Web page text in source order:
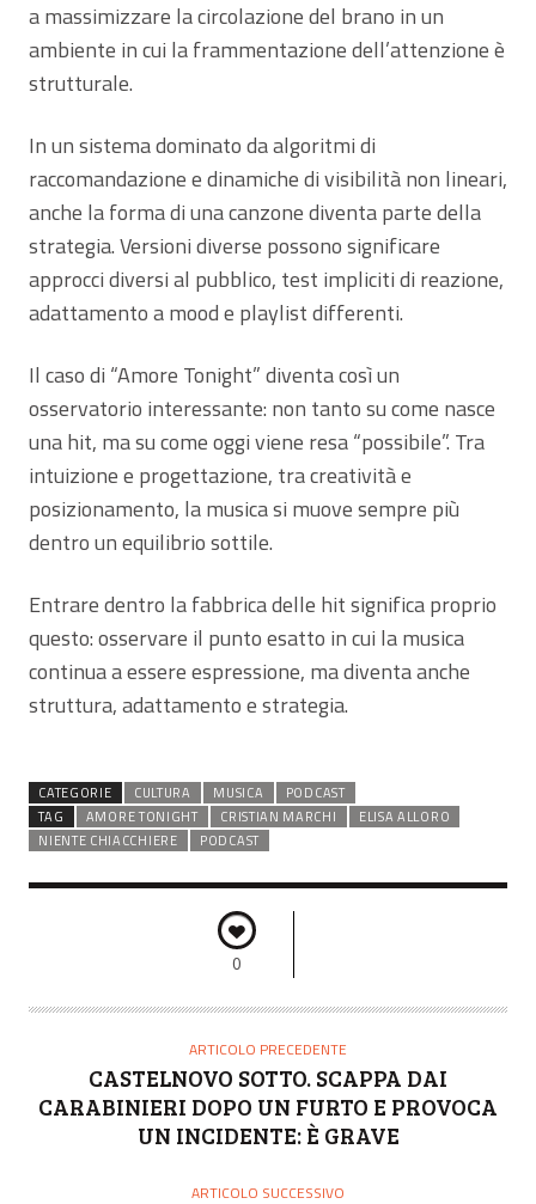
a massimizzare la circolazione del brano in un
ambiente in cui la frammentazione dell’attenzione è
strutturale.
In un sistema dominato da algoritmi di
raccomandazione e dinamiche di visibilità non lineari,
anche la forma di una canzone diventa parte della
strategia. Versioni diverse possono significare
approcci diversi al pubblico, test impliciti di reazione,
adattamento a mood e playlist differenti.
Il caso di “Amore Tonight” diventa così un
osservatorio interessante: non tanto su come nasce
una hit, ma su come oggi viene resa “possibile”. Tra
intuizione e progettazione, tra creatività e
posizionamento, la musica si muove sempre più
dentro un equilibrio sottile.
Entrare dentro la fabbrica delle hit significa proprio
questo: osservare il punto esatto in cui la musica
continua a essere espressione, ma diventa anche
struttura, adattamento e strategia.
CATEGORIE CULTURA MUSICA
PODCAST
TAG
AMORE TONIGHT CRISTIAN MARCHI
ELISA ALLORO
NIENTE CHIACCHIERE
PODCAST
0
ARTICOLO PRECEDENTE
CASTELNOVO SOTTO. SCAPPA DAI
CARABINIERI DOPO UN FURTO E PROVOCA
UN INCIDENTE: È GRAVE
ARTICOLO SUCCESSIVO